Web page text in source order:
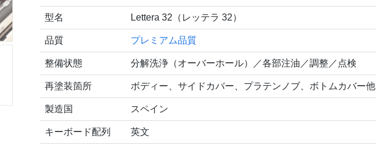
型名 Lettera 32（レッテラ 32）
品質 プレミアム品質
整備状態 分解洗浄（オーバーホール）／各部注油／調整／点検
再塗装箇所 ボディー、サイドカバー、プラテンノブ、ボトムカバー他
製造国 スペイン
キーボード配列 英文